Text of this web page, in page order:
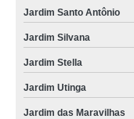
Jardim Santo Antônio
Jardim Silvana
Jardim Stella
Jardim Utinga
Jardim das Maravilhas